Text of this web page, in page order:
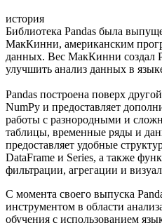
история
Библиотека Pandas была
МакКинни, американским
данных. Вес МакКинни создал
улучшить анализ данных в
Pandas построена поверх
NumPy и предоставляет
работы с разнородными и
таблицы, временные ряды и
предоставляет удобные
DataFrame и Series, а также
фильтрации, агрегации и
С момента своего выпуска
инструментом в области
обучения с использованием